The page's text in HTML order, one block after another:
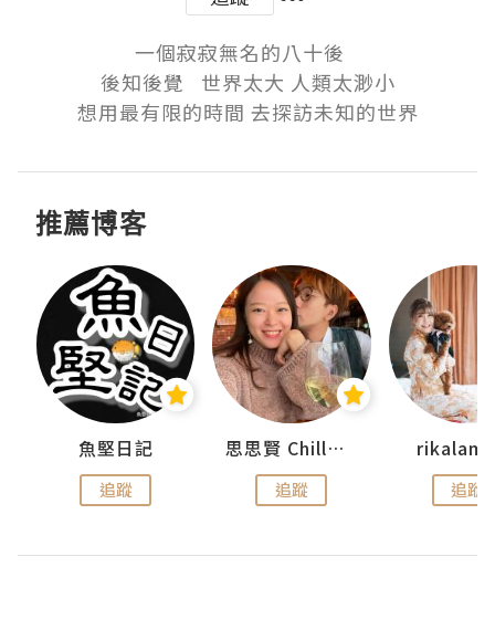
一個寂寂無名的八十後
後知後覺   世界太大 人類太渺小
想用最有限的時間 去探訪未知的世界
推薦博客
魚堅日記
追蹤
思思賢 ChillMyBabe
追蹤 追蹤